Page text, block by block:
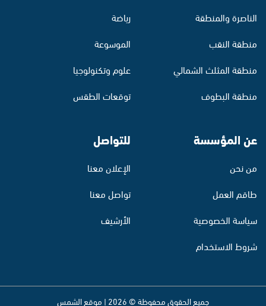
الناصرة والمنطقة
منطقة النقب
منطقة المثلث الشمالي
منطقة البطوف
رياضة
الموسوعة
علوم وتكنولوجيا
توقعات الطقس
عن المؤسسة
من نحن
طاقم العمل
سياسة الخصوصية
شروط الاستخدام
للتواصل
الإعلان معنا
تواصل معنا
الأرشيف
جميع الحقوق محفوظة © 2026 | موقع الشمس